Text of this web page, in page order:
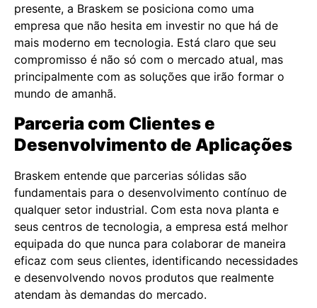
presente, a Braskem se posiciona como uma
empresa que não hesita em investir no que há de
mais moderno em tecnologia. Está claro que seu
compromisso é não só com o mercado atual, mas
principalmente com as soluções que irão formar o
mundo de amanhã.
Parceria com Clientes e
Desenvolvimento de Aplicações
Braskem entende que parcerias sólidas são
fundamentais para o desenvolvimento contínuo de
qualquer setor industrial. Com esta nova planta e
seus centros de tecnologia, a empresa está melhor
equipada do que nunca para colaborar de maneira
eficaz com seus clientes, identificando necessidades
e desenvolvendo novos produtos que realmente
atendam às demandas do mercado.